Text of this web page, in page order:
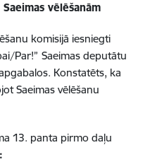
vēlēšanām
komisijā iesniegti
Par!” Saeimas deputātu
Konstatēts, ka
Saeimas vēlēšanu
13. panta pirmo daļu